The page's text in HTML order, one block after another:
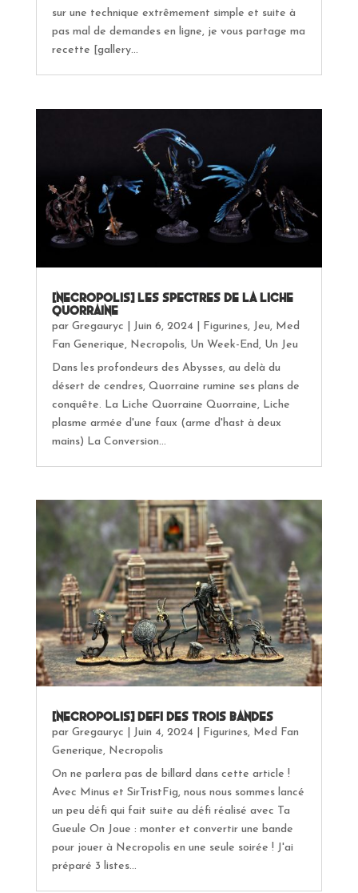
sur une technique extrêmement simple et suite à
pas mal de demandes en ligne, je vous partage ma
recette [gallery...
[Necropolis] Les spectres de la Liche
Quorraine
par Gregauryc Juin 6, 2024| Figurines, Jeu, Med
Fan Generique, Necropolis, Un Week-End, Un Jeu
Dans les profondeurs des Abysses, au delà du
désert de cendres, Quorraine rumine ses plans de
conquête. La Liche Quorraine Quorraine, Liche
plasme armée d'une faux (arme d'hast à deux
mains) La Conversion...
[Necropolis] Defi des trois bandes
par Gregauryc Juin 4, 2024| Figurines, Med Fan
Generique, Necropolis
On ne parlera pas de billard dans cette article !
Avec Minus et SirTristFig, nous nous sommes lancé
un peu défi qui fait suite au défi réalisé avec Ta
Gueule On Joue : monter et convertir une bande
pour jouer à Necropolis en une seule soirée ! J'ai
préparé 3 listes...